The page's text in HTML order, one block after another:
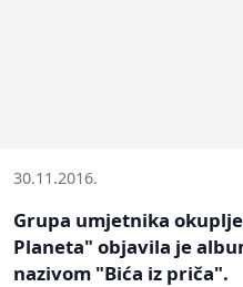
30.11.2016.
Grupa umjetnika
Planeta" objavila je
nazivom "Bića iz priča".